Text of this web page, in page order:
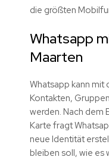
die größten
Whatsapp
Maarten
Whatsapp kann
Kontakten,
werden. Nach dem
Karte fragt
neue Identität
bleiben soll, wie es